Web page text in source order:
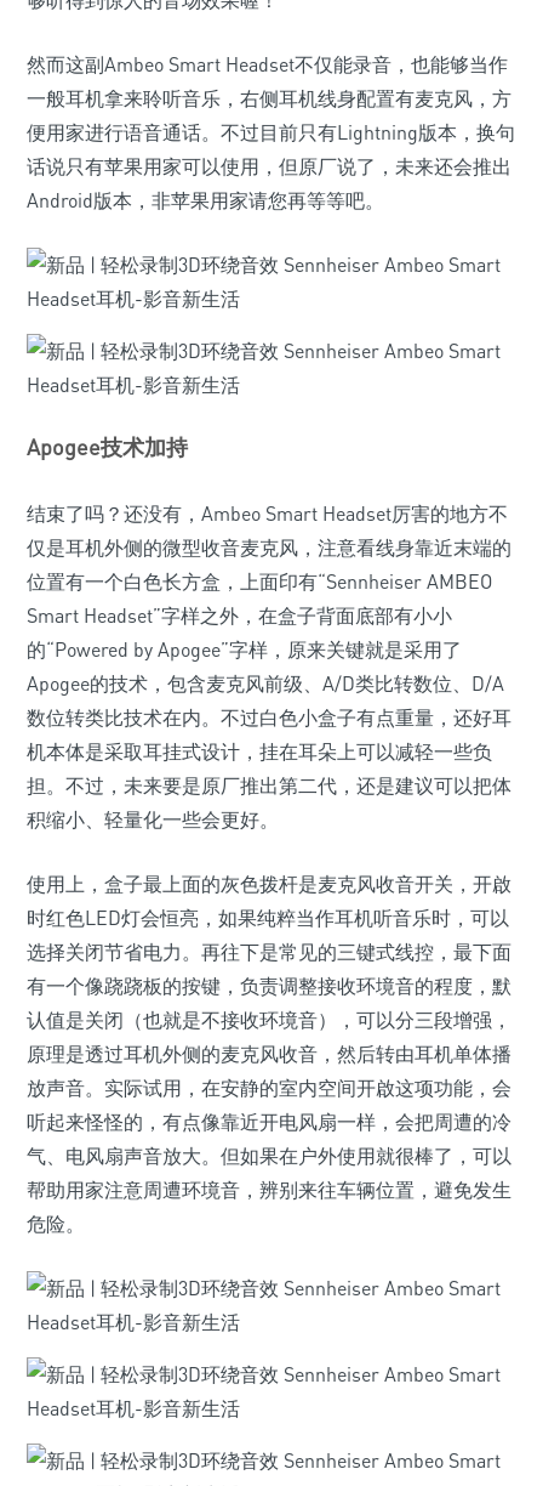
然而这副Ambeo Smart Headset不仅能录音，也能够当作
一般耳机拿来聆听音乐，右侧耳机线身配置有麦克风，方
便用家进行语音通话。不过目前只有Lightning版本，换句
话说只有苹果用家可以使用，但原厂说了，未来还会推出
Android版本，非苹果用家请您再等等吧。
Apogee技术加持
结束了吗？还没有，Ambeo Smart Headset厉害的地方不
仅是耳机外侧的微型收音麦克风，注意看线身靠近末端的
位置有一个白色长方盒，上面印有“Sennheiser AMBEO
Smart Headset”字样之外，在盒子背面底部有小小
的“Powered by Apogee”字样，原来关键就是采用了
Apogee的技术，包含麦克风前级、A/D类比转数位、D/A
数位转类比技术在内。不过白色小盒子有点重量，还好耳
机本体是采取耳挂式设计，挂在耳朵上可以减轻一些负
担。不过，未来要是原厂推出第二代，还是建议可以把体
积缩小、轻量化一些会更好。
使用上，盒子最上面的灰色拨杆是麦克风收音开关，开啟
时红色LED灯会恒亮，如果纯粹当作耳机听音乐时，可以
选择关闭节省电力。再往下是常见的三键式线控，最下面
有一个像跷跷板的按键，负责调整接收环境音的程度，默
认值是关闭（也就是不接收环境音），可以分三段增强，
原理是透过耳机外侧的麦克风收音，然后转由耳机单体播
放声音。实际试用，在安静的室内空间开啟这项功能，会
听起来怪怪的，有点像靠近开电风扇一样，会把周遭的冷
气、电风扇声音放大。但如果在户外使用就很棒了，可以
帮助用家注意周遭环境音，辨别来往车辆位置，避免发生
危险。